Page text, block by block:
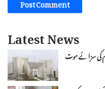
Latest News
کی سزائے موت